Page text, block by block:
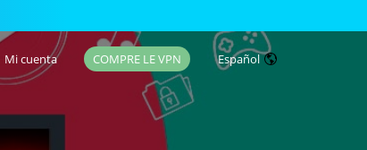
Mi cuenta COMPRE LE VPN Español